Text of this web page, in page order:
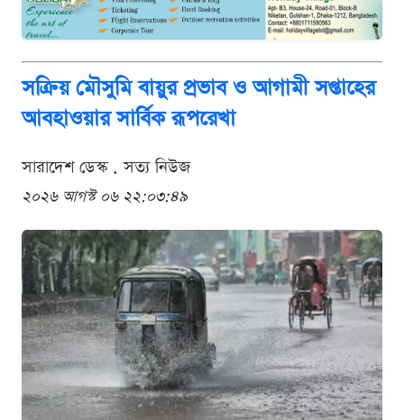
সক্রিয় মৌসুমি বায়ুর প্রভাব ও আগামী সপ্তাহের
আবহাওয়ার সার্বিক রূপরেখা
সারাদেশ ডেস্ক . সত্য নিউজ
২০২৬ আগস্ট ০৬ ২২:০৩:৪৯